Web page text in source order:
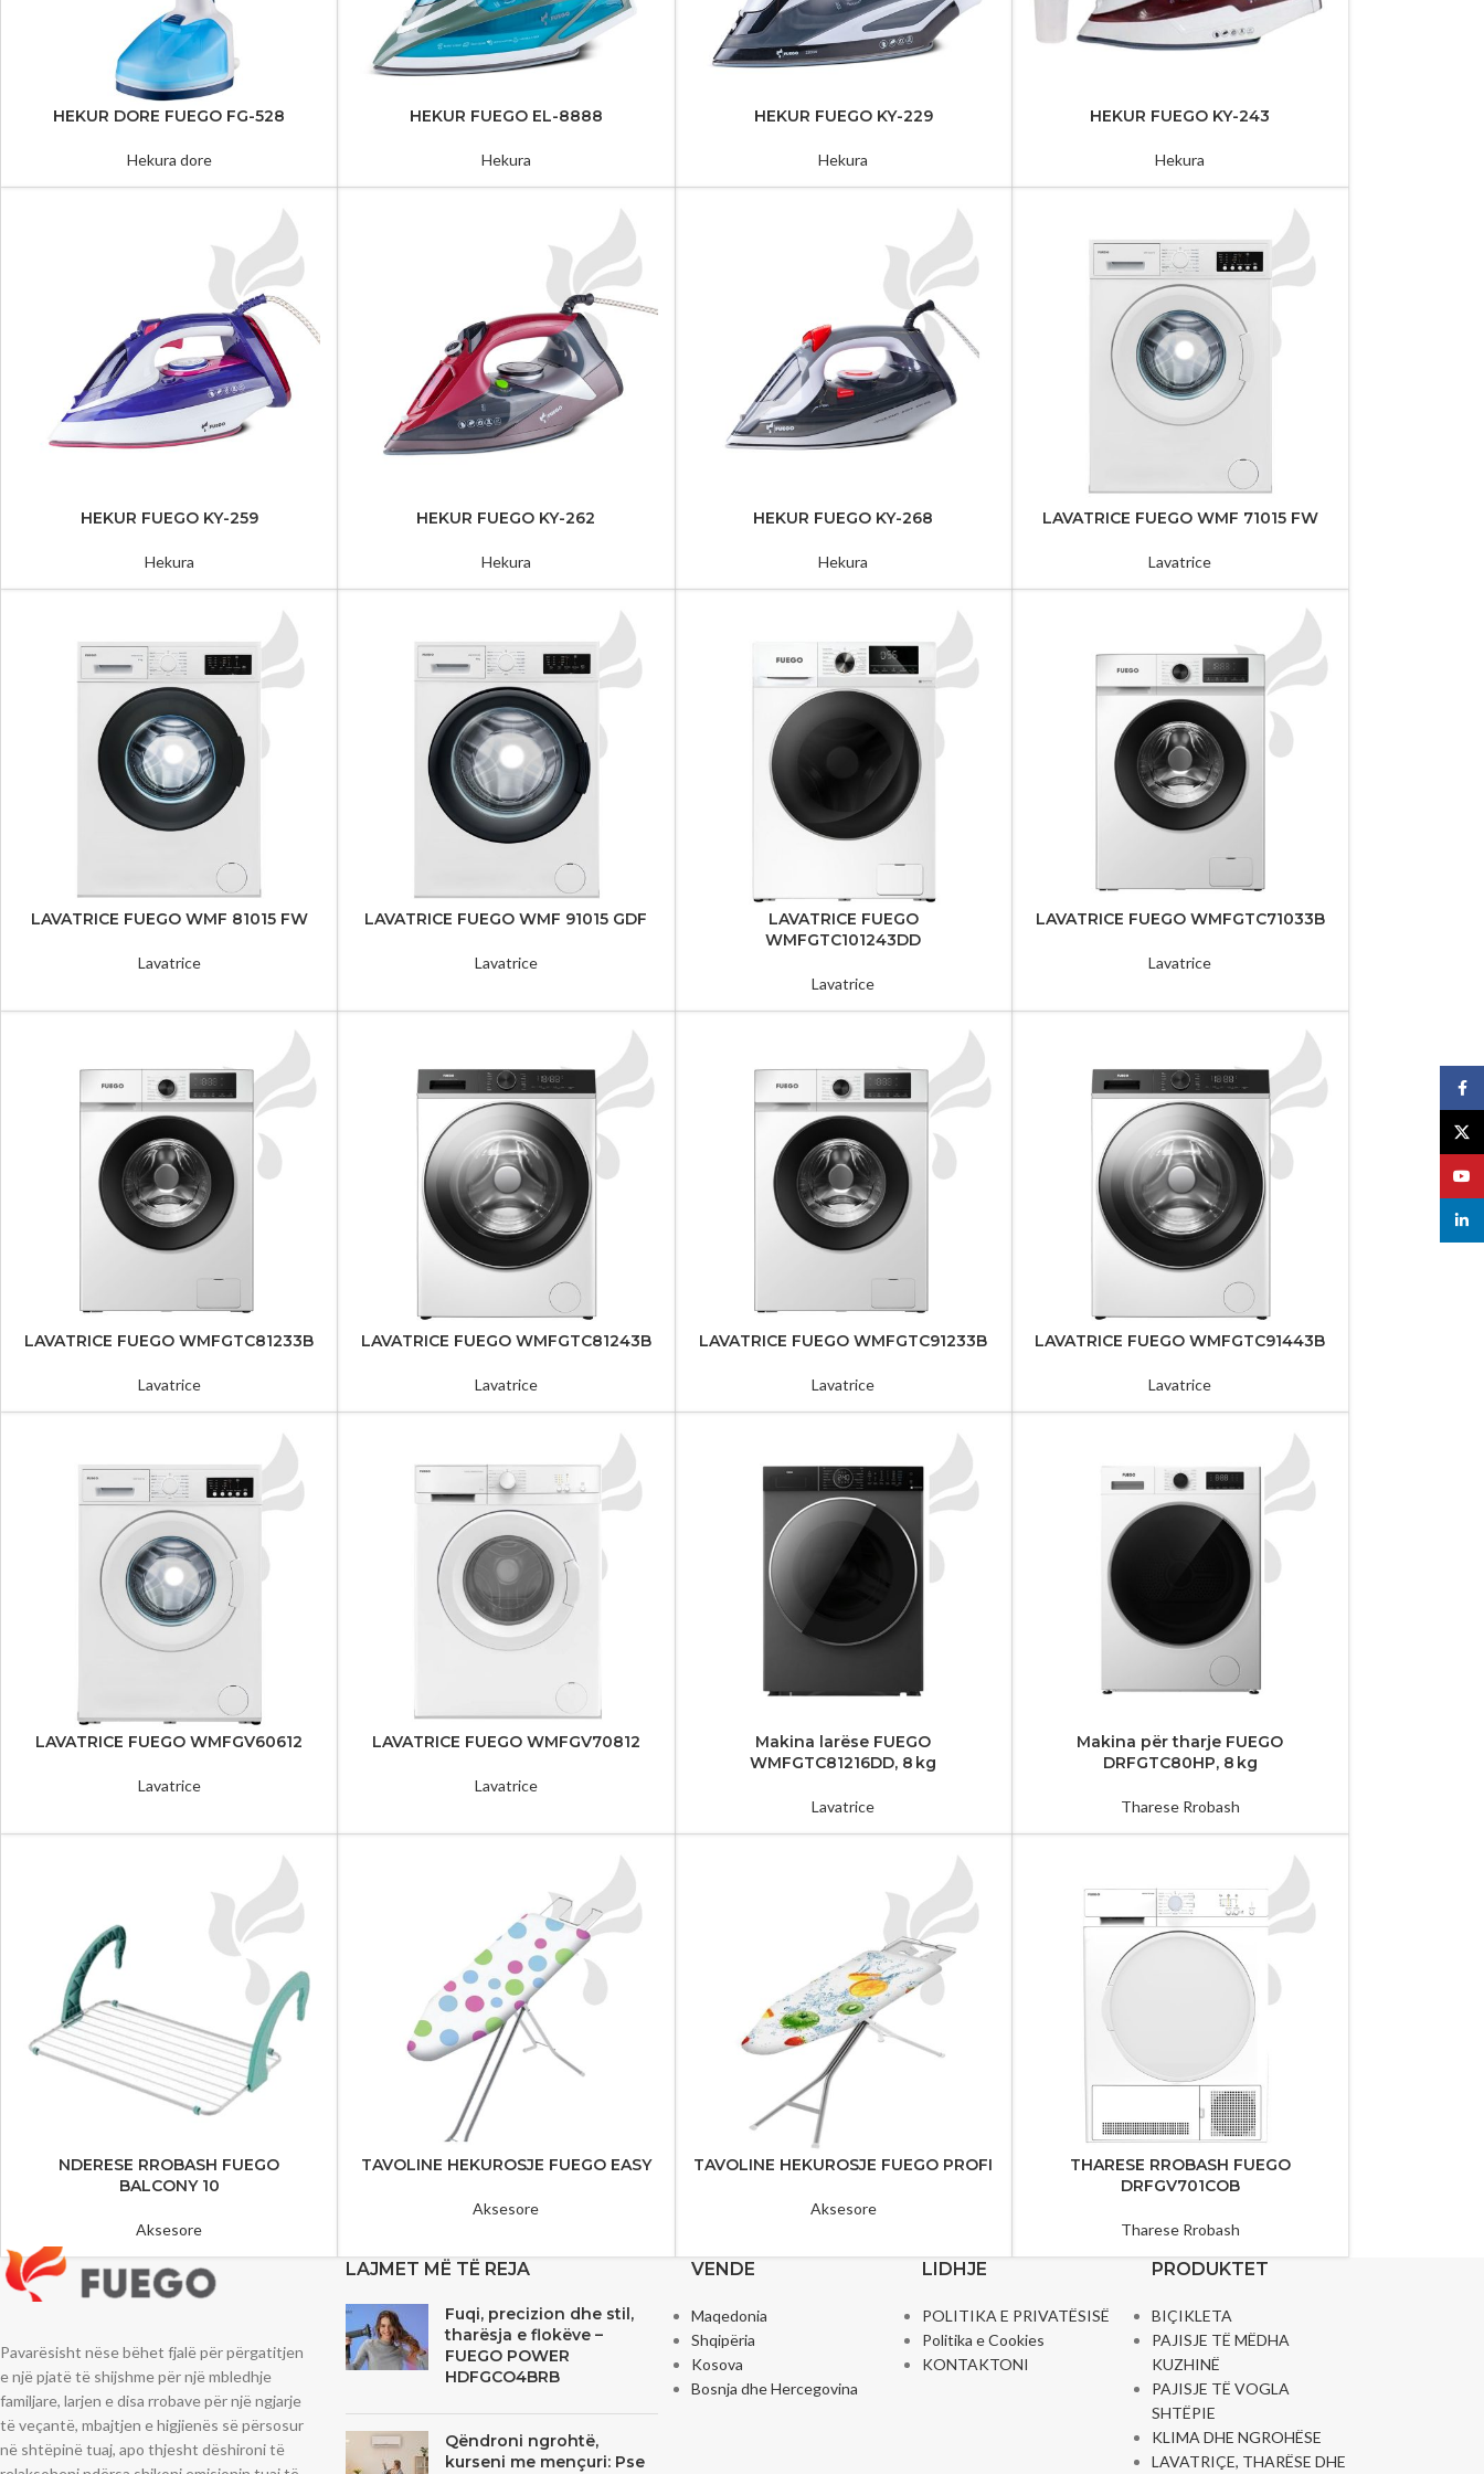
Suport TV
HEKUR DORE FUEGO FG-528
Hekura dore
HEKUR FUEGO EL-8888
Hekura
HEKUR FUEGO KY-229
Hekura
HEKUR FUEGO KY-243
Hekura
HEKUR FUEGO KY-259
Hekura
HEKUR FUEGO KY-262
Hekura
HEKUR FUEGO KY-268
Hekura
LAVATRICE FUEGO WMF 71015 FW
Lavatrice
LAVATRICE FUEGO WMF 81015 FW
Lavatrice
LAVATRICE FUEGO WMF 91015 GDF
Lavatrice
LAVATRICE FUEGO
WMFGTC101243DD
Lavatrice
LAVATRICE FUEGO WMFGTC71033B
Lavatrice
LAVATRICE FUEGO WMFGTC81233B
Lavatrice
LAVATRICE FUEGO WMFGTC81243B
Lavatrice
LAVATRICE FUEGO WMFGTC91233B
Lavatrice
LAVATRICE FUEGO WMFGTC91443B
Lavatrice
LAVATRICE FUEGO WMFGV60612
Lavatrice
LAVATRICE FUEGO WMFGV70812
Lavatrice
Makina larëse FUEGO
WMFGTC81216DD, 8 kg
Lavatrice
Makina për tharje FUEGO
DRFGTC80HP, 8 kg
Tharese Rrobash
NDERESE RROBASH FUEGO
BALCONY 10
Aksesore
TAVOLINE HEKUROSJE FUEGO EASY
Aksesore
TAVOLINE HEKUROSJE FUEGO PROFI
Aksesore
THARESE RROBASH FUEGO
DRFGV701COB
Tharese Rrobash
Pavarësisht nëse bëhet fjalë për përgatitjen
e një pjatë të shijshme për një mbledhje
familjare, larjen e disa rrobave për një ngjarje
të veçantë, mbajtjen e higjienës së përsosur
në shtëpinë tuaj, apo thjesht dëshironi të
LAJMET MË TË REJA
Fuqi, precizion dhe stil,
tharësja e flokëve –
FUEGO POWER
HDFGCO4BRB
Qëndroni ngrohtë,
kurseni me mençuri: Pse
VENDE
Maqedonia
Shqipëria
Kosova
Bosnja dhe Hercegovina
LIDHJE
POLITIKA E PRIVATËSISË
Politika e Cookies
KONTAKTONI
PRODUKTET
BIÇIKLETA
PAJISJE TË MËDHA
KUZHINË
PAJISJE TË VOGLA
SHTËPIE
KLIMA DHE NGROHËSE
LAVATRIÇE, THARËSE DHE